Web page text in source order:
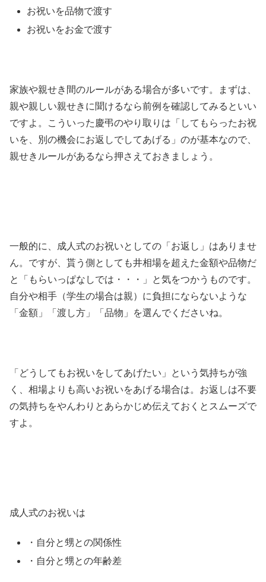
お祝いを品物で渡す
お祝いをお金で渡す
家族や親せき間のルールがある場合が多いです。まずは、
親や親しい親せきに聞けるなら前例を確認してみるといい
ですよ。こういった慶弔のやり取りは「してもらったお祝
いを、別の機会にお返しでしてあげる」のが基本なので、
親せきルールがあるなら押さえておきましょう。
一般的に、成人式のお祝いとしての「お返し」はありませ
ん。ですが、貰う側としても井相場を超えた金額や品物だ
と「もらいっぱなしでは・・・」と気をつかうものです。
自分や相手（学生の場合は親）に負担にならないような
「金額」「渡し方」「品物」を選んでくださいね。
「どうしてもお祝いをしてあげたい」という気持ちが強
く、相場よりも高いお祝いをあげる場合は。お返しは不要
の気持ちをやんわりとあらかじめ伝えておくとスムーズで
すよ。
成人式のお祝いは
・自分と甥との関係性
・自分と甥との年齢差